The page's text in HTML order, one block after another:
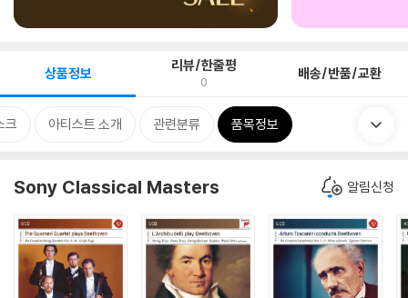
상품정보 리뷰/한줄평
0 배송/반품/교환
크 아티스트 소개 관련분류 품목정보
Sony Classical Masters 알림신청